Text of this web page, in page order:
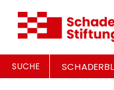
SUCHE